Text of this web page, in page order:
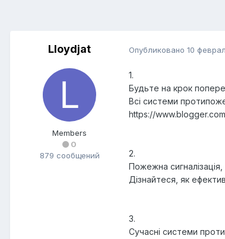
Lloydjat
Members
0
879 сообщений
Опубликовано 10
1.
Будьте на крок
Всі системи
https://
2.
Пожежна
Дізнайтеся, як
3.
Сучасні системи